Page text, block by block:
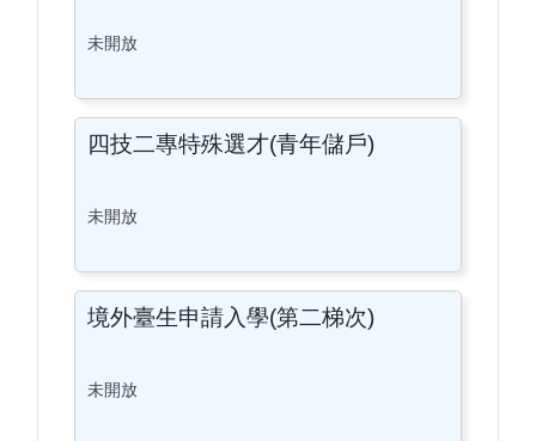
未開放
四技二專特殊選才(青年儲戶)
未開放
境外臺生申請入學(第二梯次)
未開放